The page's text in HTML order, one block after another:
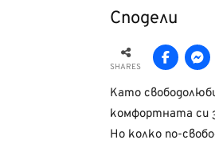
Сподели
SHARES
Като
комфортната си
Но колко по-